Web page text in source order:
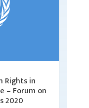
Rights in
– Forum on
2020